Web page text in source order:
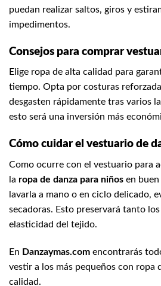
puedan realizar saltos, giros y
impedimentos.
Consejos para comprar
Elige ropa de alta calidad para
tiempo. Opta por costuras
desgasten rápidamente tras varios
esto será una inversión más
Cómo cuidar el vestuario de
Como ocurre con el vestuario para
la ropa de danza para niños en
lavarla a mano o en ciclo delicado,
secadoras. Esto preservará tanto
elasticidad del tejido.
En Danzaymas.com encontrarás
vestir a los más pequeños con ropa
calidad.